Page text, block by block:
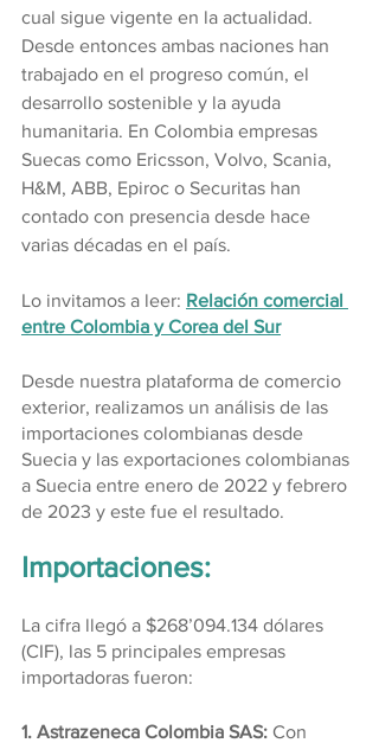
cual sigue vigente en la actualidad.
Desde entonces ambas naciones han
trabajado en el progreso común, el
desarrollo sostenible y la ayuda
humanitaria. En Colombia empresas
Suecas como Ericsson, Volvo, Scania,
H&M, ABB, Epiroc o Securitas han
contado con presencia desde hace
varias décadas en el país.
Lo invitamos a leer: Relación comercial
entre Colombia y Corea del Sur
Desde nuestra plataforma de comercio
exterior, realizamos un análisis de las
importaciones colombianas desde
Suecia y las exportaciones colombianas
a Suecia entre enero de 2022 y febrero
de 2023 y este fue el resultado.
Importaciones:
La cifra llegó a $268’094.134 dólares
(CIF), las 5 principales empresas
importadoras fueron:
1. Astrazeneca Colombia SAS: Con